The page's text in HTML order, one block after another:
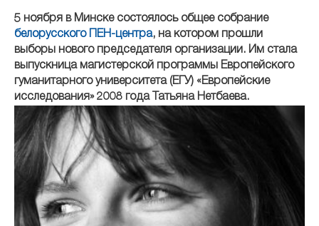
5 ноября в Минске состоялось общее собрание
белорусского ПЕН-центра, на котором прошли
выборы нового председателя организации. Им стала
выпускница магистерской программы Европейского
гуманитарного университета (ЕГУ) «Европейские
исследования» 2008 года Татьяна Нетбаева.